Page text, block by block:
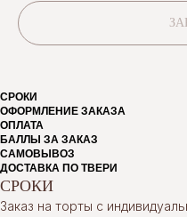
СРОКИ
ОФОРМЛЕНИЕ ЗАКАЗА
ОПЛАТА
БАЛЛЫ ЗА ЗАКАЗ
САМОВЫВОЗ
ДОСТАВКА ПО ТВЕРИ
СРОКИ
Заказ на торты с